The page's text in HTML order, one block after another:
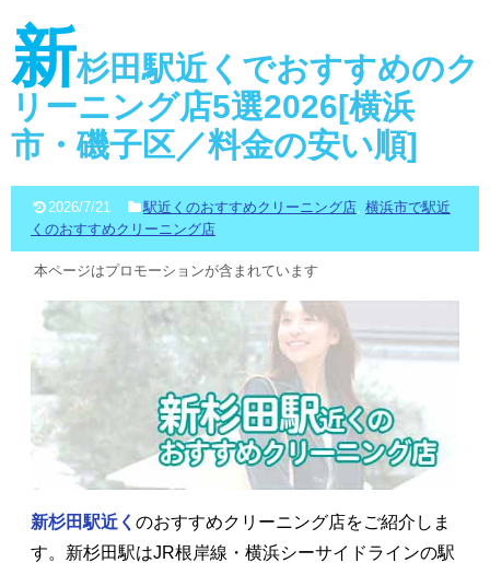
新杉田駅近くでおすすめのク
リーニング店5選2026[横浜
市・磯子区／料金の安い順]
2026/7/21 駅近くのおすすめクリーニング店, 横浜市で駅近
くのおすすめクリーニング店
本ページはプロモーションが含まれています
新杉田駅近く のおすすめクリーニング店をご紹介しま
す。新杉田駅はJR根岸線・横浜シーサイドラインの駅